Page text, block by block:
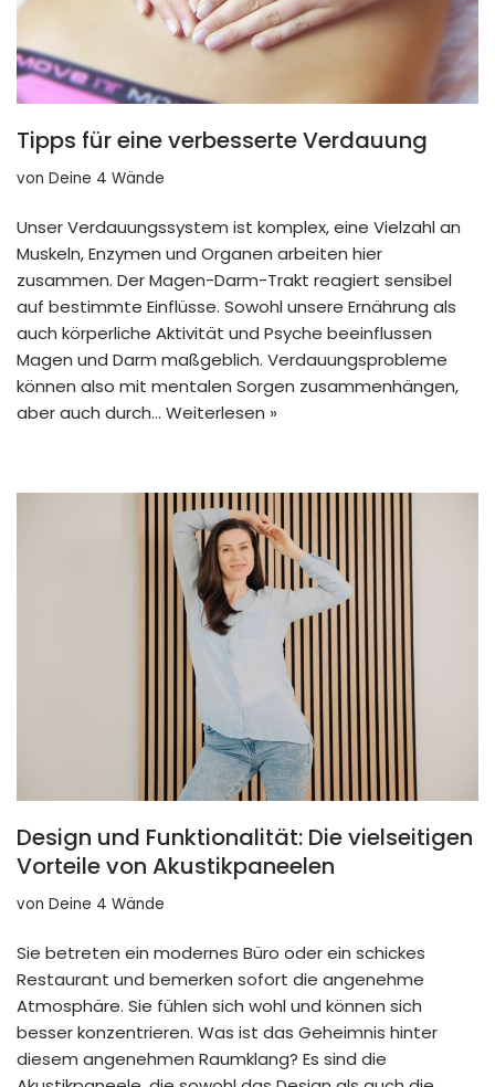
Tipps für eine verbesserte Verdauung
von Deine 4 Wände
Unser Verdauungssystem ist komplex, eine Vielzahl an
Muskeln, Enzymen und Organen arbeiten hier
zusammen. Der Magen-Darm-Trakt reagiert sensibel
auf bestimmte Einflüsse. Sowohl unsere Ernährung als
auch körperliche Aktivität und Psyche beeinflussen
Magen und Darm maßgeblich. Verdauungsprobleme
können also mit mentalen Sorgen zusammenhängen,
aber auch durch… Weiterlesen »
Design und Funktionalität: Die vielseitigen
Vorteile von Akustikpaneelen
von Deine 4 Wände
Sie betreten ein modernes Büro oder ein schickes
Restaurant und bemerken sofort die angenehme
Atmosphäre. Sie fühlen sich wohl und können sich
besser konzentrieren. Was ist das Geheimnis hinter
diesem angenehmen Raumklang? Es sind die